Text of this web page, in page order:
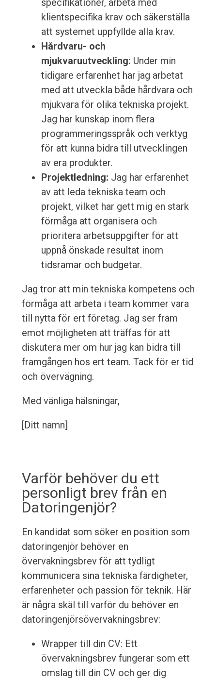
specifikationer, arbeta med
klientspecifika krav och säkerställa
att systemet uppfyllde alla krav.
Hårdvaru- och
mjukvaruutveckling: Under min
tidigare erfarenhet har jag arbetat
med att utveckla både hårdvara och
mjukvara för olika tekniska projekt.
Jag har kunskap inom flera
programmeringsspråk och verktyg
för att kunna bidra till utvecklingen
av era produkter.
Projektledning: Jag har erfarenhet
av att leda tekniska team och
projekt, vilket har gett mig en stark
förmåga att organisera och
prioritera arbetsuppgifter för att
uppnå önskade resultat inom
tidsramar och budgetar.
Jag tror att min tekniska kompetens och
förmåga att arbeta i team kommer vara
till nytta för ert företag. Jag ser fram
emot möjligheten att träffas för att
diskutera mer om hur jag kan bidra till
framgången hos ert team. Tack för er tid
och övervägning.
Med vänliga hälsningar,
[Ditt namn]
Varför behöver du ett
personligt brev från en
Datoringenjör?
En kandidat som söker en position som
datoringenjör behöver en
övervakningsbrev för att tydligt
kommunicera sina tekniska färdigheter,
erfarenheter och passion för teknik. Här
är några skäl till varför du behöver en
datoringenjörsövervakningsbrev:
Wrapper till din CV: Ett
övervakningsbrev fungerar som ett
omslag till din CV och ger dig